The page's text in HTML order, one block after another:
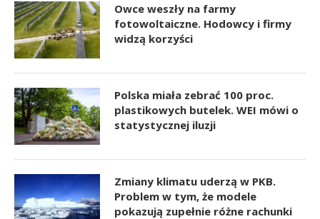
Owce weszły na farmy
fotowoltaiczne. Hodowcy i firmy
widzą korzyści
Polska miała zebrać 100 proc.
plastikowych butelek. WEI mówi o
statystycznej iluzji
Zmiany klimatu uderzą w PKB.
Problem w tym, że modele
pokazują zupełnie różne rachunki